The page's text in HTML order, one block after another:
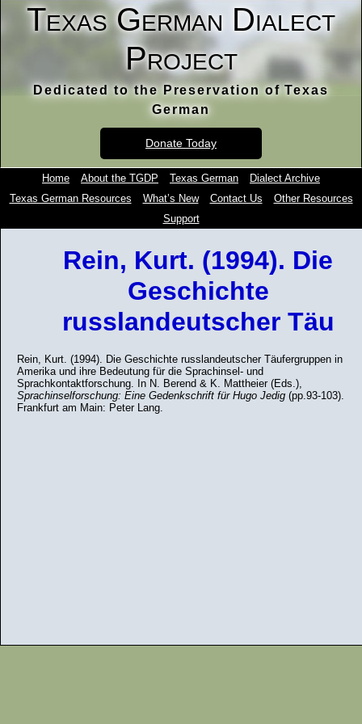
Texas German Dialect
Project
Dedicated to the Preservation of Texas
German
Donate Today
Home About the TGDP Texas German
Dialect Archive
Texas German Resources
What’s New Contact Us
Other Resources
Support
Rein, Kurt. (1994). Die
Geschichte
russlandeutscher Täu
Rein, Kurt. (1994). Die Geschichte russlandeutscher Täufergruppen in
Amerika und ihre Bedeutung für die Sprachinsel- und
Sprachkontaktforschung. In N. Berend & K. Mattheier (Eds.),
Sprachinselforschung: Eine Gedenkschrift für Hugo Jedig (pp.93-103).
Frankfurt am Main: Peter Lang.